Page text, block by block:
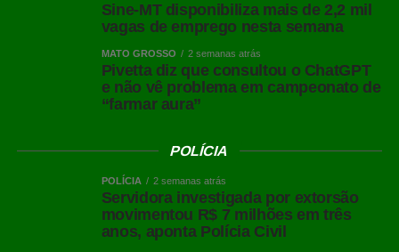
Sinalização viária nas ruas e avenidas
Sine-MT disponibiliza mais de 2,2 mil
vagas de emprego nesta semana
MATO GROSSO 2 semanas atrás
Pivetta diz que consultou o ChatGPT
e não vê problema em campeonato de
“farmar aura”
POLÍCIA
POLÍCIA 2 semanas atrás
Servidora investigada por extorsão
movimentou R$ 7 milhões em três
anos, aponta Polícia Civil